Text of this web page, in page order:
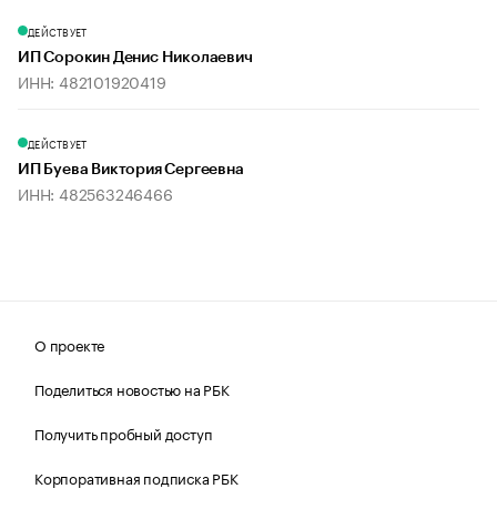
ДЕЙСТВУЕТ
ИП Сорокин Денис Николаевич
ИНН: 482101920419
ДЕЙСТВУЕТ
ИП Буева Виктория Сергеевна
ИНН: 482563246466
О проекте
Поделиться новостью на РБК
Получить пробный доступ
Корпоративная подписка РБК